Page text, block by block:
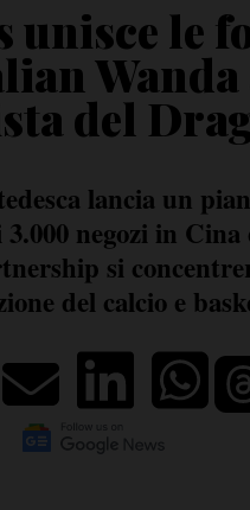
unisce le
del
lancia un
negozi in
si
del calcio e